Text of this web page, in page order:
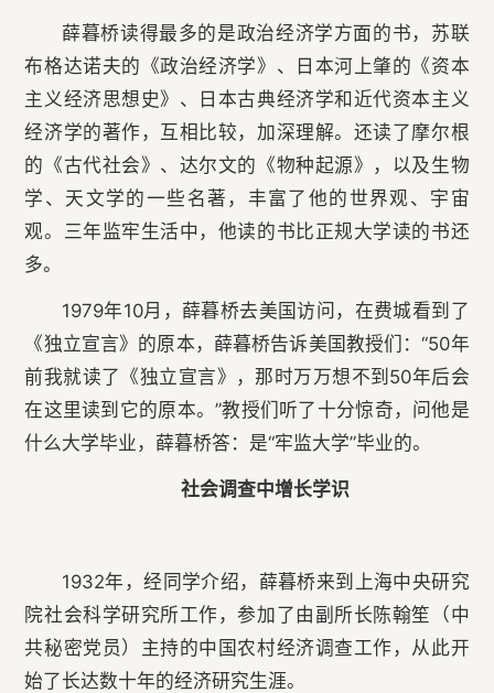
薛暮桥读得最多的是政治经济学方面的书，苏联
布格达诺夫的《政治经济学》、日本河上肇的《资本
主义经济思想史》、日本古典经济学和近代资本主义
经济学的著作，互相比较，加深理解。还读了摩尔根
的《古代社会》、达尔文的《物种起源》，以及生物
学、天文学的一些名著，丰富了他的世界观、宇宙
观。三年监牢生活中，他读的书比正规大学读的书还
多。
1979年10月，薛暮桥去美国访问，在费城看到了
《独立宣言》的原本，薛暮桥告诉美国教授们：“50年
前我就读了《独立宣言》，那时万万想不到50年后会
在这里读到它的原本。”教授们听了十分惊奇，问他是
什么大学毕业，薛暮桥答：是“牢监大学”毕业的。
社会调查中增长学识
1932年，经同学介绍，薛暮桥来到上海中央研究
院社会科学研究所工作，参加了由副所长陈翰笙（中
共秘密党员）主持的中国农村经济调查工作，从此开
始了长达数十年的经济研究生涯。